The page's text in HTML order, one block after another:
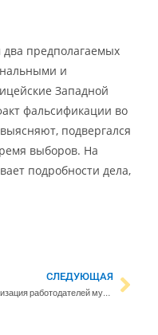
предполагаемых
и
Западной
фальсификации во
подвергался
выборов. На
подробности дела,
СЛЕДУЮЩАЯ
Организация работодателей муниципального сектора и регионов соцздрава расторгла программу повышения заработной платы на следующие годы